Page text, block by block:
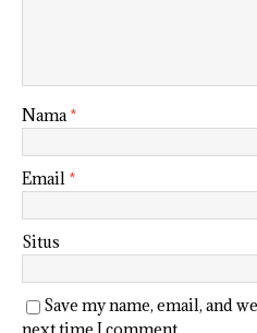
Nama*
Email *
Situs
Save my name, email, and